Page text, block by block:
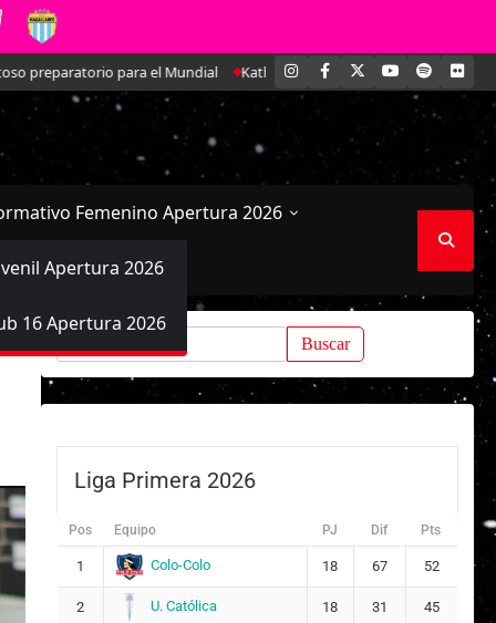
Mundial Kathleen Brandt: La joven defensa que se ha ido ganando
INSTAGRAM
FACEBOOK YOUTUBE
SPOTIFY
Femenino Apertura 2026
Apertura 2026
16 Apertura 2026
Buscar:
Liga Primera 2026
Pos Equipo PJ Dif Pts
1 Colo-Colo 18 67 52
2 U. Católica 18 31 45